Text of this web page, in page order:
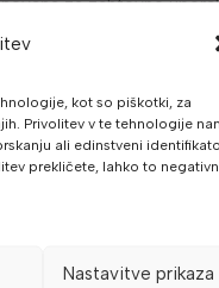
kot so piškotki, za
Privolitev v te tehnologije
ali edinstveni
prekličete, lahko to
Nastavitve prikaza
za zahtevne
ter funkcionalni
prostora